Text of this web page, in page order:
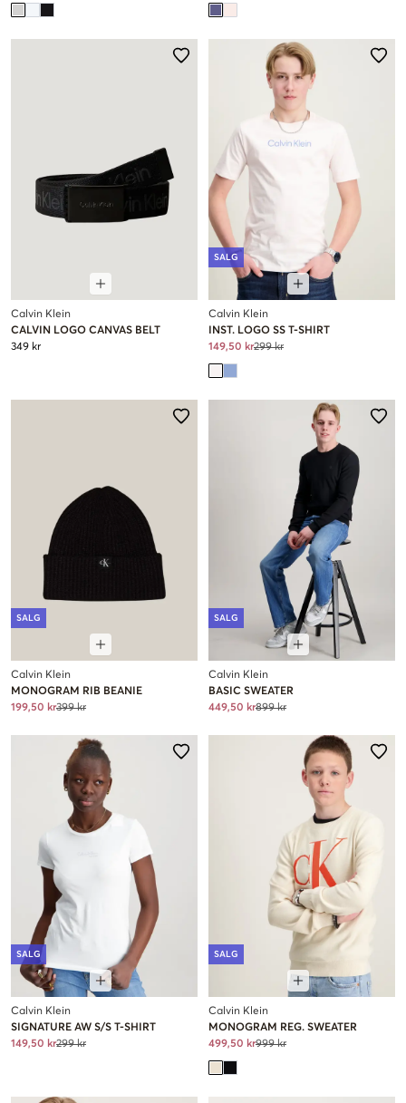
Calvin Klein
CALVIN LOGO CANVAS BELT
349 kr
SALG
Calvin Klein
INST. LOGO SS T-SHIRT
149,50 kr299 kr
SALG
Calvin Klein
MONOGRAM RIB BEANIE
199,50 kr399 kr
SALG
Calvin Klein
BASIC SWEATER
449,50 kr899 kr
SALG
Calvin Klein
SIGNATURE AW S/S T-SHIRT
149,50 kr299 kr
SALG
Calvin Klein
MONOGRAM REG. SWEATER
499,50 kr999 kr